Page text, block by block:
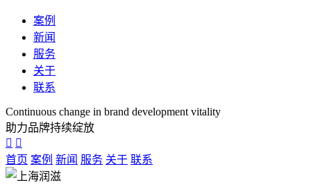
案例
新闻
服务
关于
联系
Continuous change in brand development vitality
助力品牌持续绽放
首页 案例 新闻 服务 关于 联系